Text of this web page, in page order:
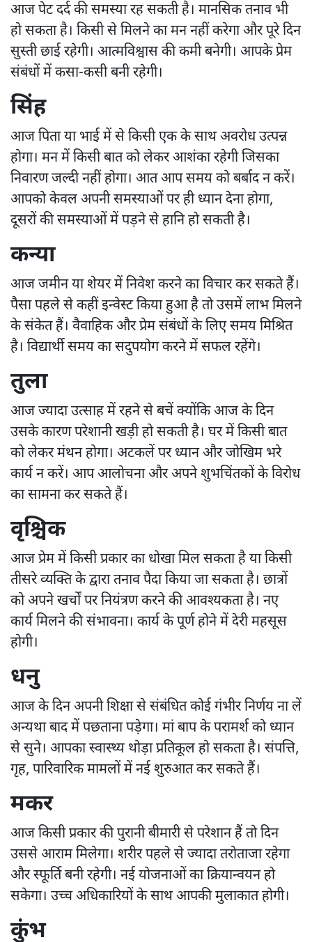
आज पेट दर्द की समस्या रह सकती है। मानसिक तनाव भी
हो सकता है। किसी से मिलने का मन नहीं करेगा और पूरे दिन
सुस्ती छाई रहेगी। आत्मविश्वास की कमी बनेगी। आपके प्रेम
संबंधों में कसा-कसी बनी रहेगी।
सिंह
आज पिता या भाई में से किसी एक के साथ अवरोध उत्पन्न
होगा। मन में किसी बात को लेकर आशंका रहेगी जिसका
निवारण जल्दी नहीं होगा। आत आप समय को बर्बाद न करें।
आपको केवल अपनी समस्याओं पर ही ध्यान देना होगा,
दूसरों की समस्याओं में पड़ने से हानि हो सकती है।
कन्या
आज जमीन या शेयर में निवेश करने का विचार कर सकते हैं।
पैसा पहले से कहीं इन्वेस्ट किया हुआ है तो उसमें लाभ मिलने
के संकेत हैं। वैवाहिक और प्रेम संबंधों के लिए समय मिश्रित
है। विद्यार्थी समय का सदुपयोग करने में सफल रहेंगे।
तुला
आज ज्यादा उत्साह में रहने से बचें क्योंकि आज के दिन
उसके कारण परेशानी खड़ी हो सकती है। घर में किसी बात
को लेकर मंथन होगा। अटकलें पर ध्यान और जोखिम भरे
कार्य न करें। आप आलोचना और अपने शुभचिंतकों के विरोध
का सामना कर सकते हैं।
वृश्चिक
आज प्रेम में किसी प्रकार का धोखा मिल सकता है या किसी
तीसरे व्यक्ति के द्वारा तनाव पैदा किया जा सकता है। छात्रों
को अपने खर्चों पर नियंत्रण करने की आवश्यकता है। नए
कार्य मिलने की संभावना। कार्य के पूर्ण होने में देरी महसूस
होगी।
धनु
आज के दिन अपनी शिक्षा से संबंधित कोई गंभीर निर्णय ना लें
अन्यथा बाद में पछताना पड़ेगा। मां बाप के परामर्श को ध्यान
से सुने। आपका स्वास्थ्य थोड़ा प्रतिकूल हो सकता है। संपत्ति,
गृह, पारिवारिक मामलों में नई शुरुआत कर सकते हैं।
मकर
आज किसी प्रकार की पुरानी बीमारी से परेशान हैं तो दिन
उससे आराम मिलेगा। शरीर पहले से ज्यादा तरोताजा रहेगा
और स्फूर्ति बनी रहेगी। नई योजनाओं का क्रियान्वयन हो
सकेगा। उच्च अधिकारियों के साथ आपकी मुलाकात होगी।
कुंभ